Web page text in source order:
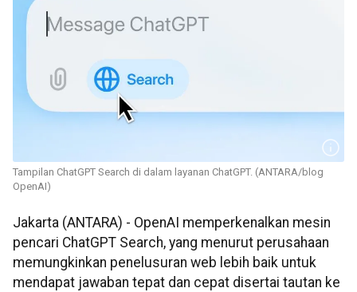
Tampilan ChatGPT Search di dalam layanan ChatGPT. (ANTARA/blog
OpenAI)
Jakarta (ANTARA) - OpenAI memperkenalkan mesin
pencari ChatGPT Search, yang menurut perusahaan
memungkinkan penelusuran web lebih baik untuk
mendapat jawaban tepat dan cepat disertai tautan ke